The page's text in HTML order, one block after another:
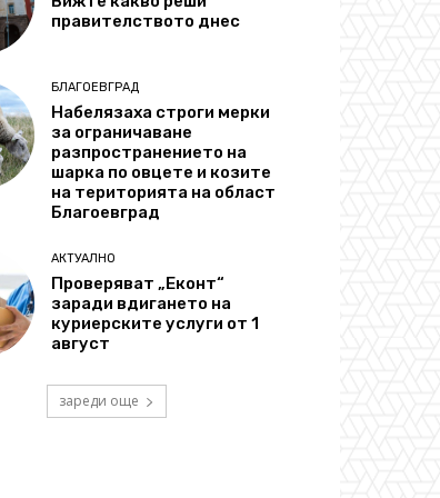
правителството днес
БЛАГОЕВГРАД
Набелязаха строги мерки
за ограничаване
разпространението на
шарка по овцете и козите
на територията на област
Благоевград
АКТУАЛНО
Проверяват „Еконт“
заради вдигането на
куриерските услуги от 1
август
зареди още